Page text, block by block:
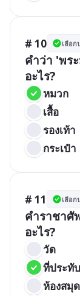
# 10 เลือก
คำว่า 'พร
อะไร?
หมวก
เสื้อ
รองเท้า
กระเป๋า
# 11 เลือก
คำราชาศั
อะไร?
วัด
ที่ประทั
ห้องสมุด